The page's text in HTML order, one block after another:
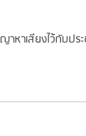
เสียงไว้กับประ